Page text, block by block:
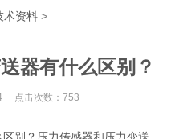
术资料 >
器有什么区别？
点击次数：753